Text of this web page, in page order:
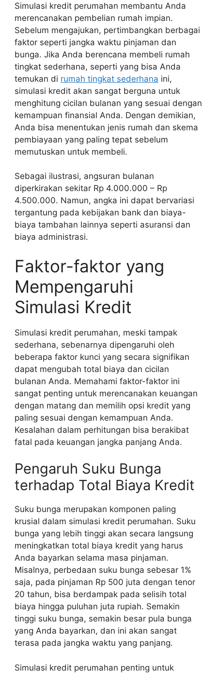
Simulasi kredit perumahan membantu Anda
merencanakan pembelian rumah impian.
Sebelum mengajukan, pertimbangkan berbagai
faktor seperti jangka waktu pinjaman dan
bunga. Jika Anda berencana membeli rumah
tingkat sederhana, seperti yang bisa Anda
temukan di rumah tingkat sederhana ini,
simulasi kredit akan sangat berguna untuk
menghitung cicilan bulanan yang sesuai dengan
kemampuan finansial Anda. Dengan demikian,
Anda bisa menentukan jenis rumah dan skema
pembiayaan yang paling tepat sebelum
memutuskan untuk membeli.
Sebagai ilustrasi, angsuran bulanan
diperkirakan sekitar Rp 4.000.000 – Rp
4.500.000. Namun, angka ini dapat bervariasi
tergantung pada kebijakan bank dan biaya-
biaya tambahan lainnya seperti asuransi dan
biaya administrasi.
Faktor-faktor yang
Mempengaruhi
Simulasi Kredit
Simulasi kredit perumahan, meski tampak
sederhana, sebenarnya dipengaruhi oleh
beberapa faktor kunci yang secara signifikan
dapat mengubah total biaya dan cicilan
bulanan Anda. Memahami faktor-faktor ini
sangat penting untuk merencanakan keuangan
dengan matang dan memilih opsi kredit yang
paling sesuai dengan kemampuan Anda.
Kesalahan dalam perhitungan bisa berakibat
fatal pada keuangan jangka panjang Anda.
Pengaruh Suku Bunga
terhadap Total Biaya Kredit
Suku bunga merupakan komponen paling
krusial dalam simulasi kredit perumahan. Suku
bunga yang lebih tinggi akan secara langsung
meningkatkan total biaya kredit yang harus
Anda bayarkan selama masa pinjaman.
Misalnya, perbedaan suku bunga sebesar 1%
saja, pada pinjaman Rp 500 juta dengan tenor
20 tahun, bisa berdampak pada selisih total
biaya hingga puluhan juta rupiah. Semakin
tinggi suku bunga, semakin besar pula bunga
yang Anda bayarkan, dan ini akan sangat
terasa pada jangka waktu yang panjang.
Simulasi kredit perumahan penting untuk